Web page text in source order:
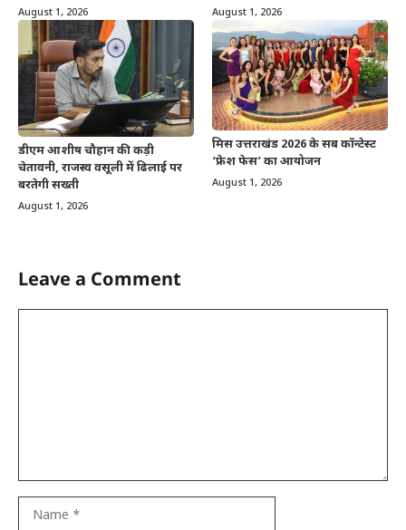
August 1, 2026 August 1, 2026
डीएम आशीष चौहान की कड़ी
चेतावनी, राजस्व वसूली में ढिलाई पर
बरतेगी सख्ती
August 1, 2026
मिस उत्तराखंड 2026 के सब कॉन्टेस्ट
‘फ्रेश फेस’ का आयोजन
August 1, 2026
Leave a Comment